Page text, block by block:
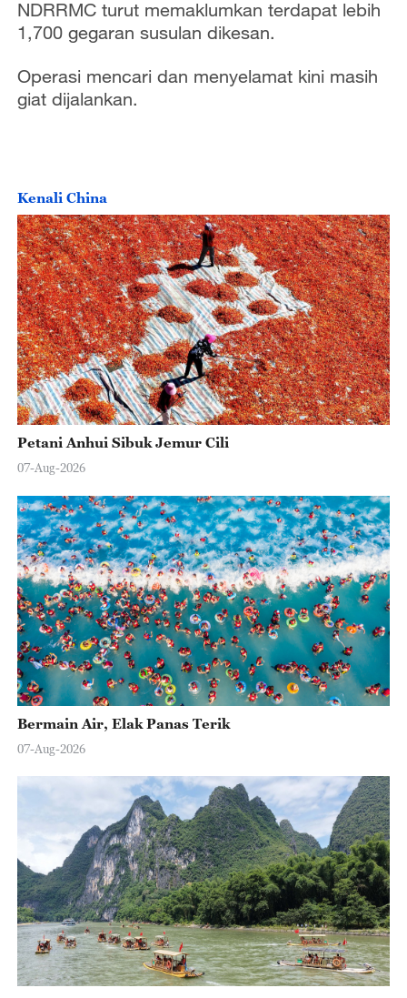
NDRRMC turut memaklumkan terdapat lebih
1,700 gegaran susulan dikesan.
Operasi mencari dan menyelamat kini masih
giat dijalankan.
Kenali China
Petani Anhui Sibuk Jemur Cili
07-Aug-2026
Bermain Air, Elak Panas Terik
07-Aug-2026